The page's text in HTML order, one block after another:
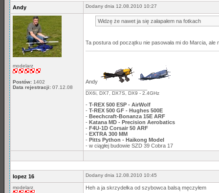
Andy Dodany dnia 12.08.2010 10:27
modelarz
Postów: 1402
Data rejestracji: 07.12.08
Widzę że nawet ja się załapałem na fotkach
Ta postura od początku nie pasowała mi do Marcia, ale
Andy
DX6i, DX7, DX7S, DX9 - 2.4GHz
- T-REX 500 ESP - AirWolf
- T-REX 500 GF - Hughes 500E
- Beechcraft-Bonanza 15E ARF
- Katana MD - Precision Aerobatics
- F4U-1D Corsair 50 ARF
- EXTRA 300 MM
- Pitts Python - Haikong Model
- w ciągłej budowie SZD 39 Cobra 17
lopez 16 Dodany dnia 12.08.2010 10:45
modelarz Heh a ja skrzydełka od szybowca balsą męczyłem